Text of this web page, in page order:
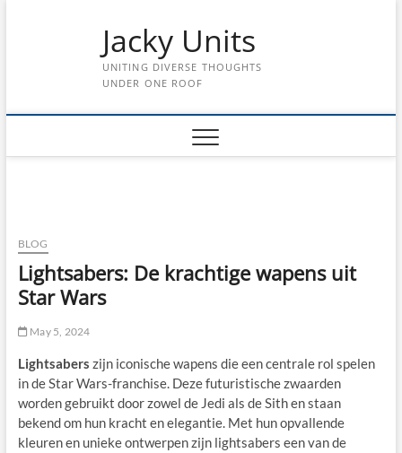
Jacky Units
UNITING DIVERSE THOUGHTS
UNDER ONE ROOF
BLOG
Lightsabers: De krachtige wapens uit
Star Wars
May 5, 2024
Lightsabers zijn iconische wapens die een centrale rol spelen
in de Star Wars-franchise. Deze futuristische zwaarden
worden gebruikt door zowel de Jedi als de Sith en staan
bekend om hun kracht en elegantie. Met hun opvallende
kleuren en unieke ontwerpen zijn lightsabers een van de